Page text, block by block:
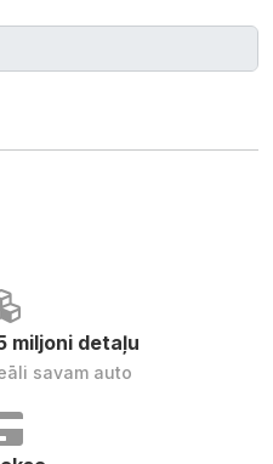
miljoni detaļu
savam auto